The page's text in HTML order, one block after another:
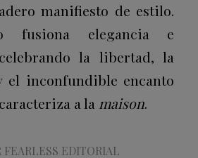
manifiesto de estilo.
fusiona elegancia e
la libertad, la
el inconfundible encanto
a la maison.
FEARLESS EDITORIAL